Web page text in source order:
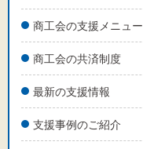
商工会の支援メニュー
商工会の共済制度
最新の支援情報
支援事例のご紹介